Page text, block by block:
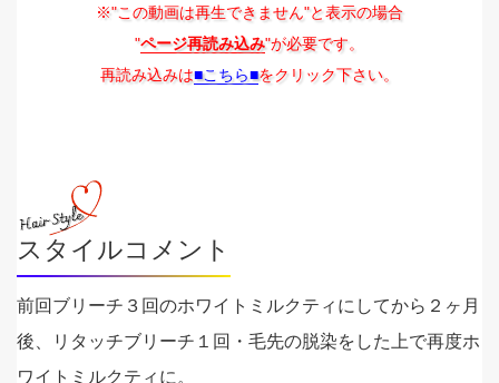
※"この動画は再生できません"と表示の場合
"ページ再読み込み"が必要です。
再読み込みは■こちら■をクリック下さい。
スタイルコメント
前回ブリーチ３回のホワイトミルクティにしてから２ヶ月
後、リタッチブリーチ１回・毛先の脱染をした上で再度ホ
ワイトミルクティに。